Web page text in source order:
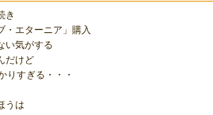
き
・エターニア」購入
い気がする
だけど
りすぎる・・・
うは